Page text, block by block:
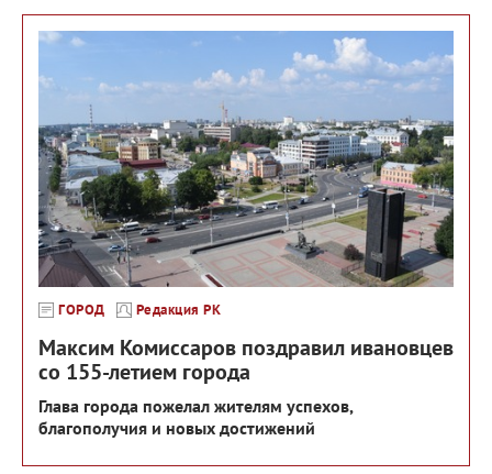
ГОРОД Редакция РК
Максим Комиссаров поздравил ивановцев
со 155-летием города
Глава города пожелал жителям успехов,
благополучия и новых достижений